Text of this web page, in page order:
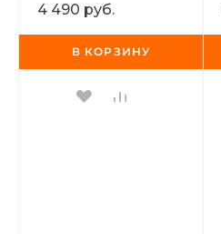
(футляр +3 насадки)
белая
4 490 руб.
В КОРЗИНУ